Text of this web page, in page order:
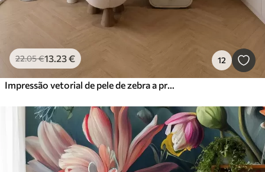
22.05€13 .23€ 12